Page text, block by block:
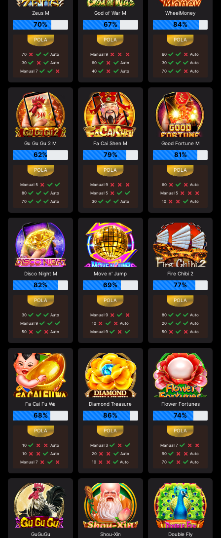
Zeus M
70%
70
Auto
30
Auto
Manual 7
God of War M
67%
Manual 9
60
Auto
40
Auto
WheelMoney
84%
60
Auto
30
Auto
70
Auto
Gu Gu Gu 2 M
62%
Manual 5
80
Auto
70
Auto
Fa Cai Shen M
79%
Manual 9
Manual 5
30
Auto
Good Fortune M
81%
60
Auto
Manual 5
10
Auto
Disco Night M
82%
30
Auto
Manual 9
50
Auto
Move n' Jump
69%
Manual 9
10
Auto
Manual 9
Fire Chibi 2
77%
80
Auto
20
Auto
50
Auto
Fa Cai Fu Wa
68%
10
Auto
10
Auto
Manual 7
Diamond Treasure
86%
Manual 3
20
Auto
10
Auto
Flower Fortunes
74%
Manual 7
90
Auto
70
Auto
GuGuGu Shou-Xin Double Fly